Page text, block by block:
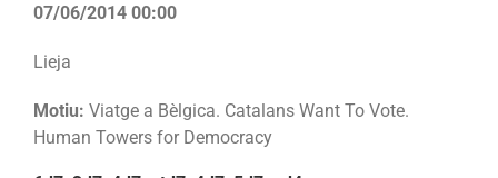
07/06/2014 00:00
Lieja
Motiu: Viatge a Bèlgica. Catalans Want To Vote.
Human Towers for Democracy